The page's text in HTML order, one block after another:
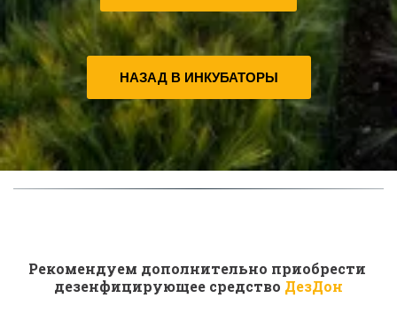
НАЗАД В ИНКУБАТОРЫ
Рекомендуем дополнительно приобрести
дезенфицирующее средство ДезДон